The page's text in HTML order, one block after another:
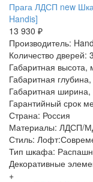
Прага ЛДСП new
Handis]
13 930 ₽
Производитель:
Количество дверей: 3
Габаритная высота,
Габаритная
Габаритная
Гарантийный срок
Страна: Россия
Материалы: ЛДСП/
Стиль:
Тип шкафа:
Декоративные
+